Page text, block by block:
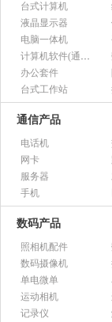
台式计算机
液晶显示器
电脑一体机
计算机软件(通用软件)
办公套件
台式工作站
通信产品
电话机
网卡
服务器
手机
数码产品
照相机配件
数码摄像机
单电微单
运动相机
记录仪